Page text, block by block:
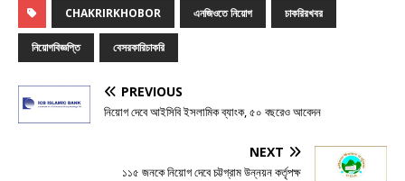
CHAKRIRKHOBOR এনজিওতে নিয়োগ চাকরিরখবর
নিয়োগবিজ্ঞপ্তি বেসরকারিচাকরি
PREVIOUS
নিয়োগ দেবে আইসিবি ইসলামিক ব্যাংক, ৫০ বছরেও আবেদন
NEXT
১১৫ জনকে নিয়োগ দেবে চট্টগ্রাম উন্নয়ন কর্তৃপক্ষ